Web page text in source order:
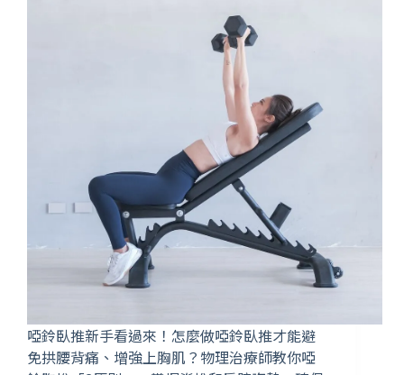
啞鈴臥推新手看過來！怎麼做啞鈴臥推才能避
免拱腰背痛、增強上胸肌？物理治療師教你啞